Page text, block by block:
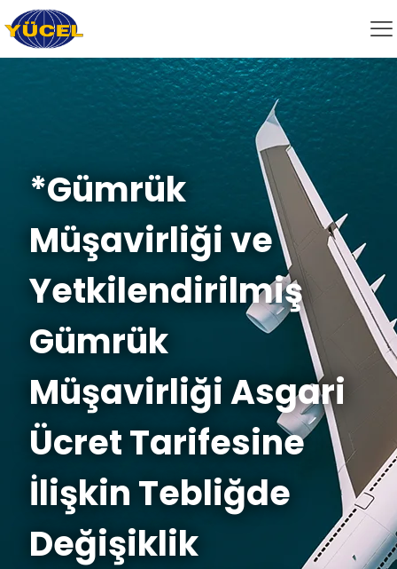
*Gümrük
Müşavirliği ve
Yetkilendirilmiş
Gümrük
Müşavirliği Asgari
Ücret Tarifesine
İlişkin Tebliğde
Değişiklik